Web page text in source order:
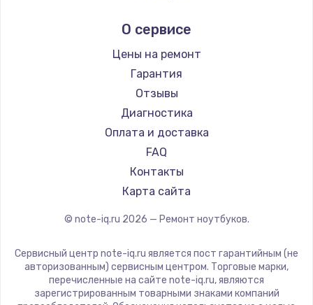
Ремонт ноутбуков Ardor
Ремонт ноутбуков iru
Ремонт ноутбуков Machenike
Ремонт ноутбуков DEXP
Ремонт ноутбуков Teclast
Ремонт ноутбуков CHUWI
Ремонт ноутбуков Colorful
Alienware
Aquarius
Gigabyte
Aorus
Maibenben
Getac
Epson
Philips
LG
Thunderobot
Hasee
ZTE
О сервисе
Цены на ремонт
Гарантия
Отзывы
Диагностика
Оплата и доставка
FAQ
Контакты
Карта сайта
© note-iq.ru 2026 — Ремонт ноутбуков.
Сервисный центр note-iq.ru является пост гарантийным (не
авторизованным) сервисным центром. Торговые марки,
перечисленные на сайте note-iq.ru, являются
зарегистрированным товарными знаками компаний